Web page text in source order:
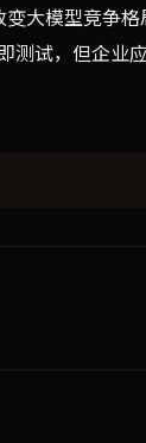
大模型竞争
试，但企业